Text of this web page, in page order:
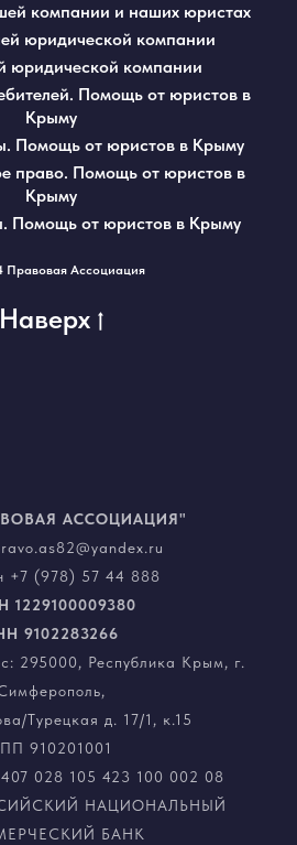
компании и наших юристах
юридической компании
юридической компании
Помощь от юристов в
Крыму
Помощь от юристов в Крыму
право. Помощь от юристов в
Крыму
Помощь от юристов в Крыму
Ассоциация
Наверх
АССОЦИАЦИЯ"
+7 (978) 57 44 888
1229100009380
9102283266
295000, Республика Крым, г.
Турецкая д. 17/1, к.15
910201001
407 028 105 423 100 002 08
НАЦИОНАЛЬНЫЙ
БАНК